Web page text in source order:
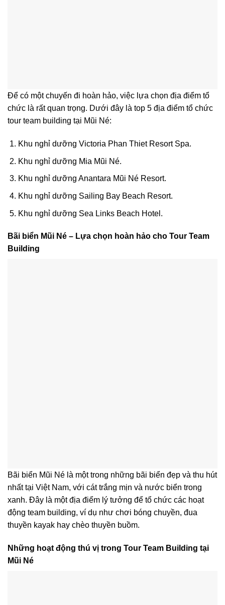
Để có một chuyến đi hoàn hảo, việc lựa chọn địa điểm tổ
chức là rất quan trọng. Dưới đây là top 5 địa điểm tổ chức
tour team building tại Mũi Né:
Khu nghỉ dưỡng Victoria Phan Thiet Resort Spa.
Khu nghỉ dưỡng Mia Mũi Né.
Khu nghỉ dưỡng Anantara Mũi Né Resort.
Khu nghỉ dưỡng Sailing Bay Beach Resort.
Khu nghỉ dưỡng Sea Links Beach Hotel.
Bãi biển Mũi Né – Lựa chọn hoàn hảo cho Tour Team
Building
Bãi biển Mũi Né là một trong những bãi biển đẹp và thu hút
nhất tại Việt Nam, với cát trắng mịn và nước biển trong
xanh. Đây là một địa điểm lý tưởng để tổ chức các hoạt
động team building, ví dụ như chơi bóng chuyền, đua
thuyền kayak hay chèo thuyền buồm.
Những hoạt động thú vị trong Tour Team Building tại
Mũi Né